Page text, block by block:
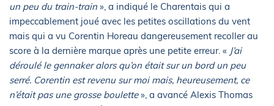
un peu du train-train », a indiqué le Charentais qui a
impeccablement joué avec les petites oscillations du vent
mais qui a vu Corentin Horeau dangereusement recoller au
score à la dernière marque après une petite erreur. « J’ai
déroulé le gennaker alors qu’on était sur un bord un peu
serré. Corentin est revenu sur moi mais, heureusement, ce
n’était pas une grosse boulette», a avancé Alexis Thomas